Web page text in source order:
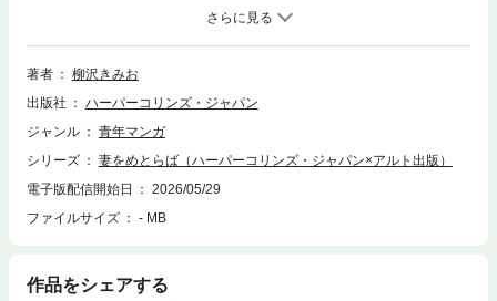
89年にテレビドラマ化。一流私大を卒業し、大手証券会社に就職した高根
沢八一は、研修一日目、証券会社の厳しさを知る。この中で定年まで勤め
上げられるのはわずか3割！ 深夜残業当たり前の厳しい環境だったが、八
一はかわいい彼女を作り幸せな家庭を作りたいと誓う。そして、同期でイ
し、お嬢様短大の女子たちとの合コンへと繰り出すのだった。＜目次＞第
1巻「結婚への第一歩」第1章 パーフェクト・ブライド第2章 ミス竹下証券
いい女の落し穴第7章 竹下証券渋谷支店営業課第8章 変態支店第9章 社内
恋愛 その1第10章 オールドミスの逆襲第11章 オールドミスからの脱出第1
2章 社内恋愛 その2第13章 恋の第一歩初出：「週刊ビッグコミックスピリ
ッツ」（小学館）掲載 原書：1987年3/1小学館発行
著者
柳沢きみお
出版社
ハーパーコリンズ・ジャパン
ジャンル
青年マンガ
シリーズ
妻をめとらば（ハーパーコリンズ・ジャパン×アルト出版）
電子版配信開始日
2026/05/29
ファイルサイズ
- MB
作品をシェアする